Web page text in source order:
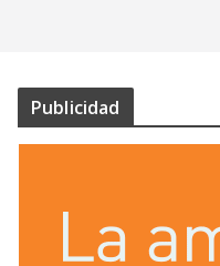
Publicidad